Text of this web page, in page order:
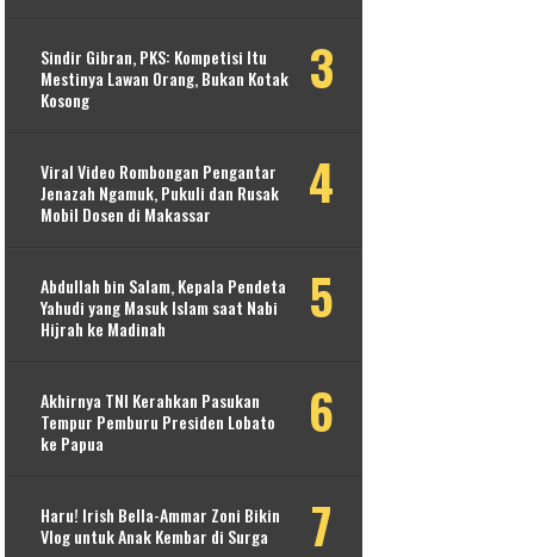
Sindir Gibran, PKS: Kompetisi Itu
Mestinya Lawan Orang, Bukan Kotak
Kosong
Viral Video Rombongan Pengantar
Jenazah Ngamuk, Pukuli dan Rusak
Mobil Dosen di Makassar
Abdullah bin Salam, Kepala Pendeta
Yahudi yang Masuk Islam saat Nabi
Hijrah ke Madinah
Akhirnya TNI Kerahkan Pasukan
Tempur Pemburu Presiden Lobato
ke Papua
Haru! Irish Bella-Ammar Zoni Bikin
Vlog untuk Anak Kembar di Surga